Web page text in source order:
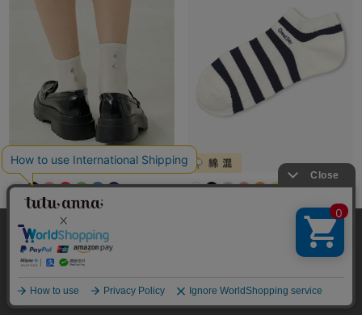
バックパール付きスパイラルレ
ース柄ソックス13cm丈
￥473 (税込)
[ラクピタッ]脱げずにラク！口
ゴムゆったり 綿混ロゴ刺繍ボー
ダー柄ショート丈くるぶしソッ
￥473
本サイトでは、より快適にご利用いただけるようCookieを利用し
ています。詳細については
をご確認くださ
い。
承諾する